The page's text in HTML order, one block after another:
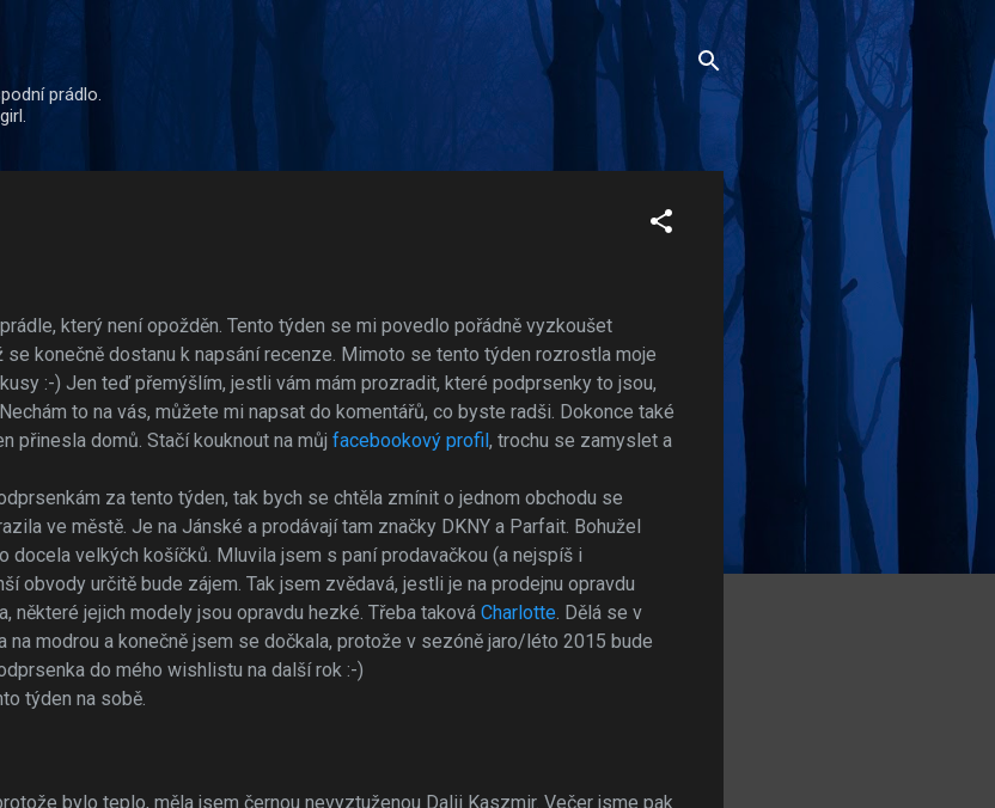
prádlo.
který není opožděn. Tento týden se mi povedlo pořádně vyzkoušet
se konečně dostanu k napsání recenze. Mimoto se tento týden rozrostla moje
:-) Jen teď přemýšlím, jestli vám mám prozradit, které podprsenky to jsou,
to na vás, můžete mi napsat do komentářů, co byste radši. Dokonce také
přinesla domů. Stačí kouknout na můj facebookový profil, trochu se zamyslet a
za tento týden, tak bych se chtěla zmínit o jednom obchodu se
ve městě. Je na Jánské a prodávají tam značky DKNY a Parfait. Bohužel
docela velkých košíčků. Mluvila jsem s paní prodavačkou (a nejspíš i
obvody určitě bude zájem. Tak jsem zvědavá, jestli je na prodejnu opravdu
některé jejich modely jsou opravdu hezké. Třeba taková Charlotte . Dělá se v
na modrou a konečně jsem se dočkala, protože v sezóně jaro/léto 2015 bude
do mého wishlistu na další rok :-)
týden na sobě.
bylo teplo, měla jsem černou nevyztuženou Dalii Kaszmir. Večer jsme pak